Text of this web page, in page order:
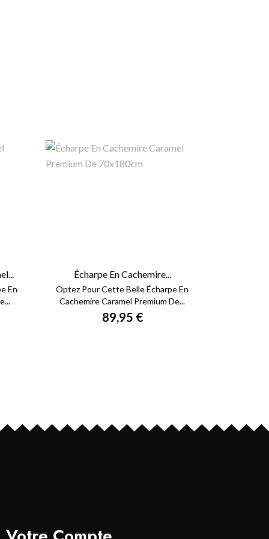
En
Écharpe En Cachemire...
Optez Pour Cette Belle Écharpe En
Cachemire Caramel Premium De...
89,95 €